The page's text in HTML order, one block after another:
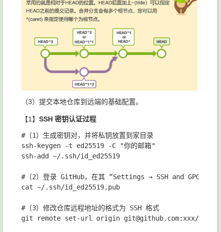
（3）提交本地仓库到远端的基础配置。
【1】 SSH 密钥认证过程
#（1）生成密钥对，并将私钥放置到家目录
ssh-keygen -t ed25519 -C "你的邮箱"
ssh-add ~/.ssh/id_ed25519
#（2）登录 GitHub，在其 “Settings → SSH and GPG keys
cat ~/.ssh/id_ed25519.pub
#（3）修改仓库远程地址的格式为 SSH 格式
git remote set-url origin git@github.com:xxx/